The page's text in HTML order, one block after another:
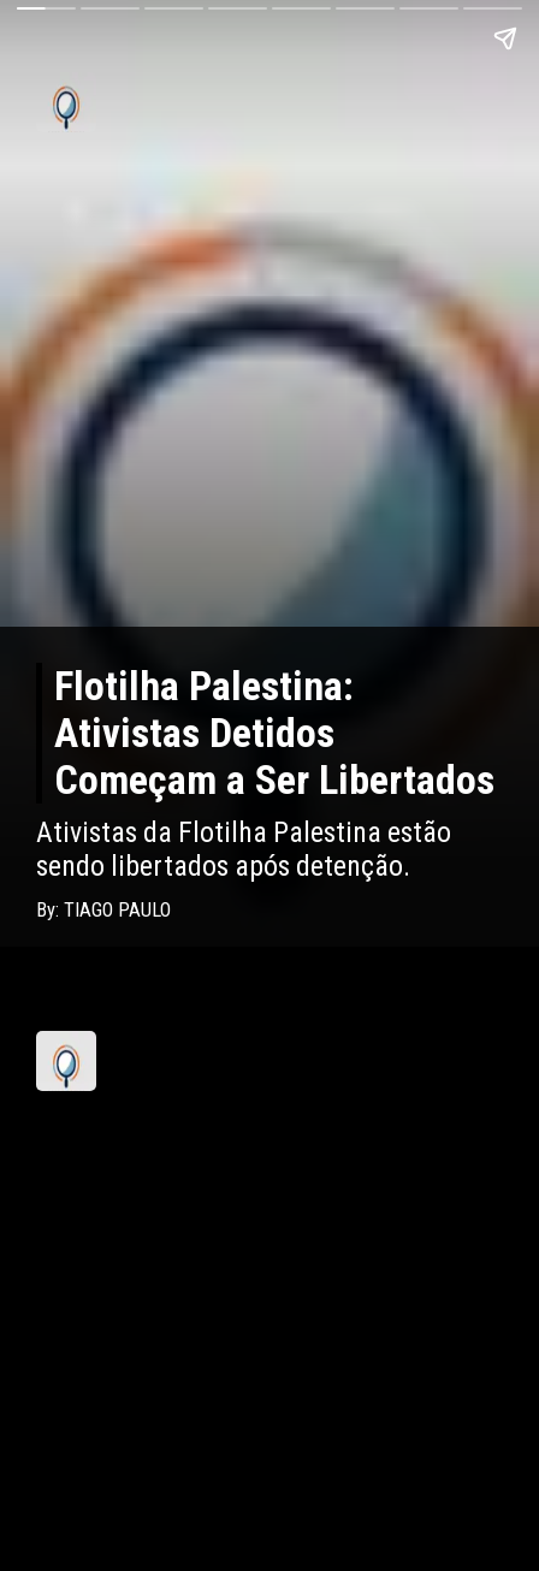
Flotilha Palestina:
Ativistas Detidos
Começam a Ser Libertados
Ativistas da Flotilha Palestina estão
sendo libertados após detenção.
By: TIAGO PAULO